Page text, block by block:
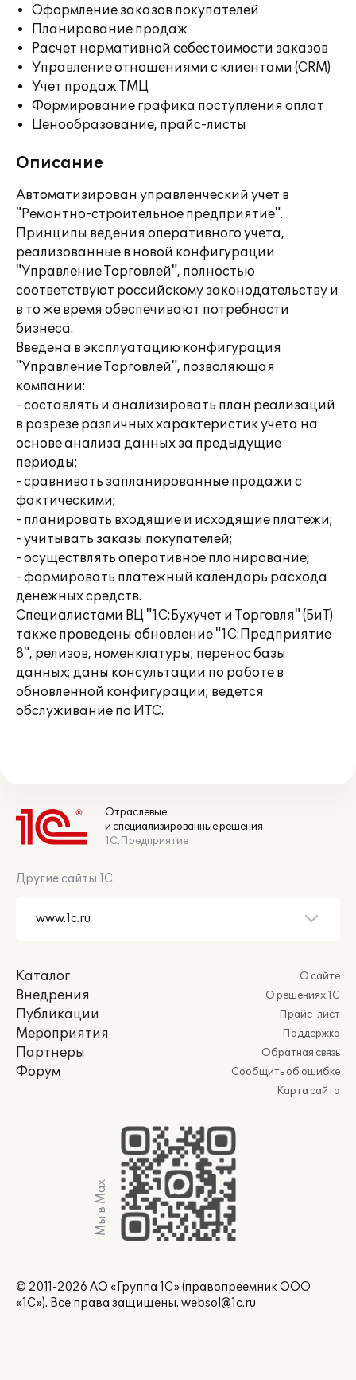
Оформление заказов покупателей
Планирование продаж
Расчет нормативной себестоимости заказов
Управление отношениями с клиентами (CRM)
Учет продаж ТМЦ
Формирование графика поступления оплат
Ценообразование, прайс-листы
Описание
Автоматизирован управленческий учет в
"Ремонтно-строительное предприятие".
Принципы ведения оперативного учета,
реализованные в новой конфигурации
"Управление Торговлей", полностью
соответствуют российскому законодательству и
в то же время обеспечивают потребности
бизнеса.
Введена в эксплуатацию конфигурация
"Управление Торговлей", позволяющая
компании:
- составлять и анализировать план реализаций
в разрезе различных характеристик учета на
основе анализа данных за предыдущие
периоды;
- сравнивать запланированные продажи с
фактическими;
- планировать входящие и исходящие платежи;
- учитывать заказы покупателей;
- осуществлять оперативное планирование;
- формировать платежный календарь расхода
денежных средств.
Специалистами ВЦ "1С:Бухучет и Торговля" (БиТ)
также проведены обновление "1С:Предприятие
8", релизов, номенклатуры; перенос базы
данных; даны консультации по работе в
обновленной конфигурации; ведется
обслуживание по ИТС.
Отраслевые
и специализированные решения
1С:Предприятие
Другие сайты 1С
Каталог
Внедрения
Публикации
Мероприятия
Партнеры
Форум
О сайте
О решениях 1С
Прайс-лист
Поддержка
Обратная связь
Сообщить об ошибке
Карта сайта
Мы в Max
© 2011-2026 АО «Группа 1С» (правопреемник ООО
«1С»). Все права защищены. websol@1c.ru